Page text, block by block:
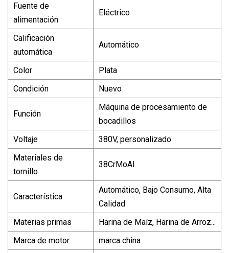
Fuente de
alimentación
Eléctrico
Calificación
automática
Automático
Color
Plata
Condición
Nuevo
Función
Máquina de procesamiento de
bocadillos
Voltaje
380V, personalizado
Materiales de
tornillo
38CrMoAl
Característica
Automático, Bajo Consumo, Alta
Calidad
Materias primas
Harina de Maíz, Harina de Arroz...
Marca de motor
marca china